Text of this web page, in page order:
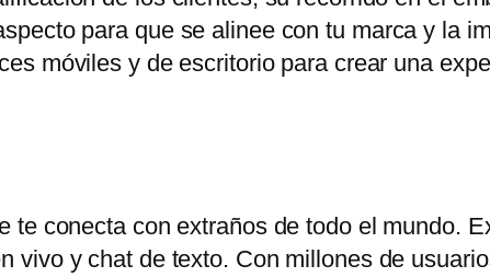
para que se alinee con tu marca y la
móviles y de escritorio para crear una
conecta con extraños de todo el mundo.
vivo y chat de texto. Con millones de